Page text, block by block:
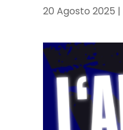
20 Agosto 2025 |